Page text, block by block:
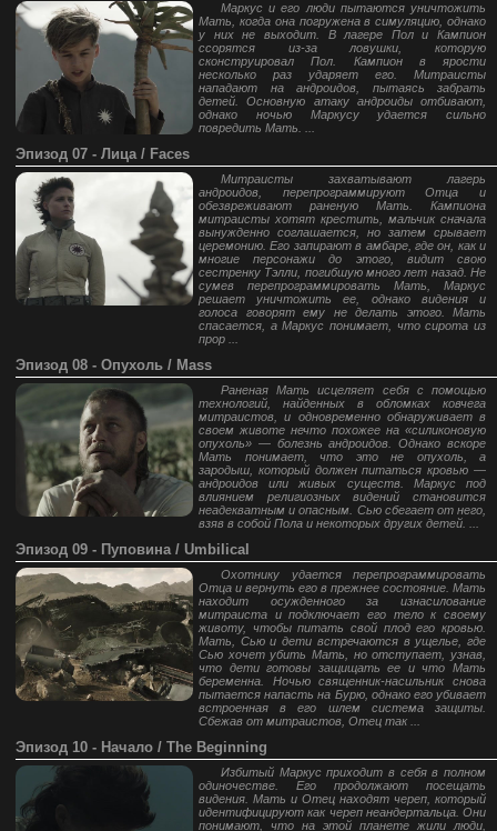
Маркус и его люди пытаются уничтожить
Мать, когда она погружена в симуляцию, однако
у них не выходит. В лагере Пол и Кампион
ссорятся из-за ловушки, которую
сконструировал Пол. Кампион в ярости
несколько раз ударяет его. Митраисты
нападают на андроидов, пытаясь забрать
детей. Основную атаку андроиды отбивают,
однако ночью Маркусу удается сильно
повредить Мать. ...
Эпизод 07 - Лица / Faces
Митраисты захватывают лагерь
андроидов, перепрограммируют Отца и
обезвреживают раненую Мать. Кампиона
митраисты хотят крестить, мальчик сначала
вынужденно соглашается, но затем срывает
церемонию. Его запирают в амбаре, где он, как и
многие персонажи до этого, видит свою
сестренку Тэлли, погибшую много лет назад. Не
сумев перепрограммировать Мать, Маркус
решает уничтожить ее, однако видения и
голоса говорят ему не делать этого. Мать
спасается, а Маркус понимает, что сирота из
прор ...
Эпизод 08 - Опухоль / Mass
Раненая Мать исцеляет себя с помощью
технологий, найденных в обломках ковчега
митраистов, и одновременно обнаруживает в
своем животе нечто похожее на «силиконовую
опухоль» — болезнь андроидов. Однако вскоре
Мать понимает, что это не опухоль, а
зародыш, который должен питаться кровью —
андроидов или живых существ. Маркус под
влиянием религиозных видений становится
неадекватным и опасным. Сью сбегает от него,
взяв в собой Пола и некоторых других детей. ...
Эпизод 09 - Пуповина / Umbilical
Охотнику удается перепрограммировать
Отца и вернуть его в прежнее состояние. Мать
находит осужденного за изнасилование
митраиста и подключает его тело к своему
животу, чтобы питать свой плод его кровью.
Мать, Сью и дети встречаются в ущелье, где
Сью хочет убить Мать, но отступает, узнав,
что дети готовы защищать ее и что Мать
беременна. Ночью священник-насильник снова
пытается напасть на Бурю, однако его убивает
встроенная в его шлем система защиты.
Сбежав от митраистов, Отец так ...
Эпизод 10 - Начало / The Beginning
Избитый Маркус приходит в себя в полном
одиночестве. Его продолжают посещать
видения. Мать и Отец находят череп, который
идентифицируют как череп неандертальца. Они
понимают, что на этой планете жили люди,